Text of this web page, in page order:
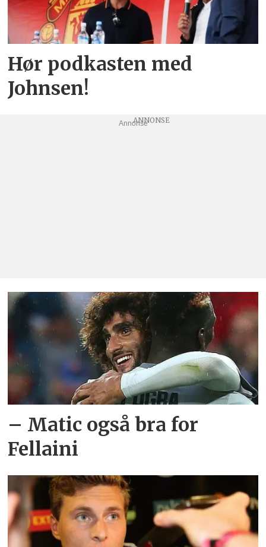
Hør podkasten med
Johnsen!
Annonse
– Matic også bra for
Fellaini